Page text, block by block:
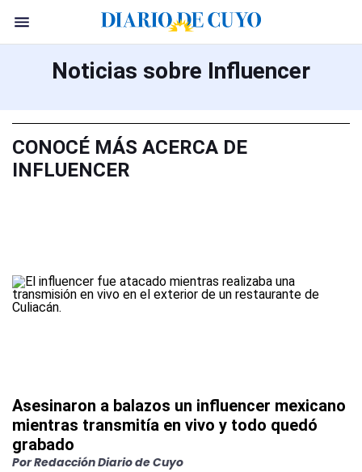
Noticias sobre Influencer
CONOCÉ MÁS ACERCA DE
INFLUENCER
Asesinaron a balazos un influencer mexicano
mientras transmitía en vivo y todo quedó
grabado
Por Redacción Diario de Cuyo